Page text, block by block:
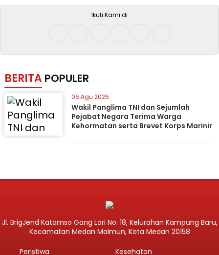
Ikuti Kami di
BERITA POPULER
06 Agu 2026
Wakil Panglima TNI dan Sejumlah
Pejabat Negara Terima Warga
Kehormatan serta Brevet Korps Marinir
Jl. BrigJend Katamso Gang Lori No. 18, Kelurahan Kampung Baru,
Kecamatan Medan Maimun, Kota Medan 20158
Peristiwa
Kesehatan